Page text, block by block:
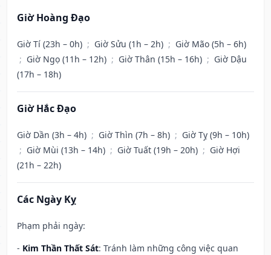
Giờ Hoàng Đạo
Giờ Tí (23h – 0h) ; Giờ Sửu (1h – 2h) ; Giờ Mão (5h – 6h)
; Giờ Ngọ (11h – 12h) ; Giờ Thân (15h – 16h) ; Giờ Dậu
(17h – 18h)
Giờ Hắc Đạo
Giờ Dần (3h – 4h) ; Giờ Thìn (7h – 8h) ; Giờ Tỵ (9h – 10h)
; Giờ Mùi (13h – 14h) ; Giờ Tuất (19h – 20h) ; Giờ Hợi
(21h – 22h)
Các Ngày Kỵ
Phạm phải ngày:
- Kim Thần Thất Sát: Tránh làm những công việc quan